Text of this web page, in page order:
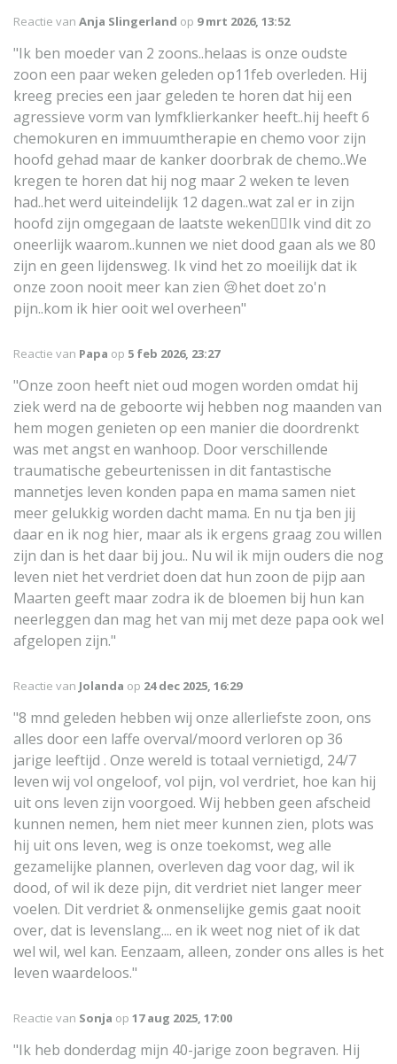
rouwverwerking die je met een
leggen.
Reactie van Anja Slingerland op 9 mrt 2026, 13:52
"Ik ben moeder van 2 zoons..helaas is onze oudste
zoon een paar weken geleden op11feb overleden. Hij
kreeg precies een jaar geleden te horen dat hij een
agressieve vorm van lymfklierkanker heeft..hij heeft 6
chemokuren en immuumtherapie en chemo voor zijn
hoofd gehad maar de kanker doorbrak de chemo..We
kregen te horen dat hij nog maar 2 weken te leven
had..het werd uiteindelijk 12 dagen..wat zal er in zijn
hoofd zijn omgegaan de laatste weken🤷‍♂️Ik vind dit zo
oneerlijk waarom..kunnen we niet dood gaan als we 80
zijn en geen lijdensweg. Ik vind het zo moeilijk dat ik
onze zoon nooit meer kan zien 😢het doet zo'n
pijn..kom ik hier ooit wel overheen"
Reactie van Papa op 5 feb 2026, 23:27
"Onze zoon heeft niet oud mogen worden omdat hij
ziek werd na de geboorte wij hebben nog maanden van
hem mogen genieten op een manier die doordrenkt
was met angst en wanhoop. Door verschillende
traumatische gebeurtenissen in dit fantastische
mannetjes leven konden papa en mama samen niet
meer gelukkig worden dacht mama. En nu tja ben jij
daar en ik nog hier, maar als ik ergens graag zou willen
zijn dan is het daar bij jou.. Nu wil ik mijn ouders die nog
leven niet het verdriet doen dat hun zoon de pijp aan
Maarten geeft maar zodra ik de bloemen bij hun kan
neerleggen dan mag het van mij met deze papa ook wel
afgelopen zijn."
Reactie van Jolanda op 24 dec 2025, 16:29
"8 mnd geleden hebben wij onze allerliefste zoon, ons
alles door een laffe overval/moord verloren op 36
jarige leeftijd . Onze wereld is totaal vernietigd, 24/7
leven wij vol ongeloof, vol pijn, vol verdriet, hoe kan hij
uit ons leven zijn voorgoed. Wij hebben geen afscheid
kunnen nemen, hem niet meer kunnen zien, plots was
hij uit ons leven, weg is onze toekomst, weg alle
gezamelijke plannen, overleven dag voor dag, wil ik
dood, of wil ik deze pijn, dit verdriet niet langer meer
voelen. Dit verdriet & onmenselijke gemis gaat nooit
over, dat is levenslang.... en ik weet nog niet of ik dat
wel wil, wel kan. Eenzaam, alleen, zonder ons alles is het
leven waardeloos."
Reactie van Sonja op 17 aug 2025, 17:00
"Ik heb donderdag mijn 40-jarige zoon begraven. Hij